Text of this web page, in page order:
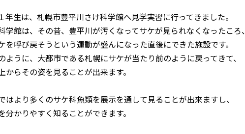
年生は、札幌市豊平川さけ科学館へ見学実習に行ってきました。
学館は、その昔、豊平川が汚くなってサケが見られなくなったころ、
を呼び戻そうという運動が盛んになった直後にできた施設です。
ように、大都市である札幌にサケが当たり前のように戻ってきて、
からその姿を見ることが出来ます。
はより多くのサケ科魚類を展示を通して見ることが出来ますし、
分かりやすく知ることができます。